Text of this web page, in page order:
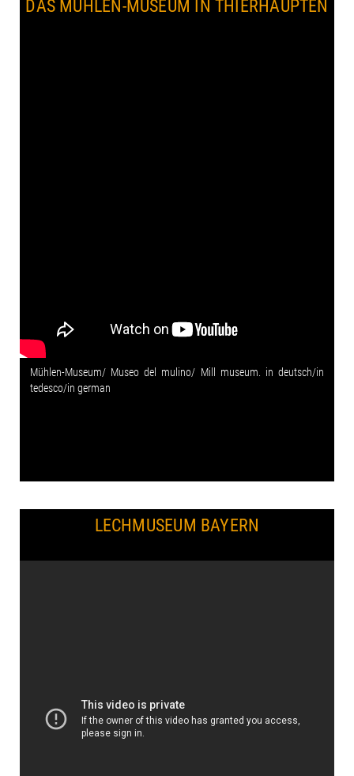
DAS MÜHLEN-MUSEUM IN THIERHAUPTEN
Mühlen-Museum/ Museo del mulino/ Mill museum. in deutsch/in
tedesco/in german
LECHMUSEUM BAYERN